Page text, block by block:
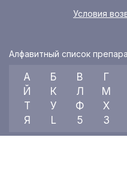
Условия
Алфавитный список
А Б В Г
Й
К Л М
Т
У Ф Х
Я
L 5 3